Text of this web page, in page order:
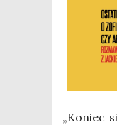
„Koniec